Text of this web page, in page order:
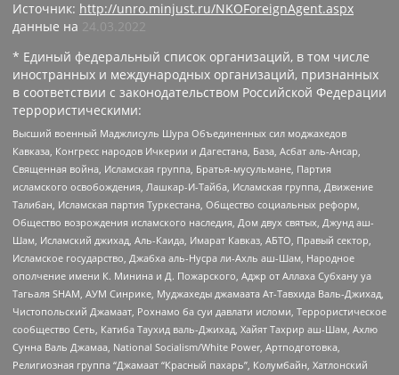
Источник: http://unro.minjust.ru/NKOForeignAgent.aspx
данные на 24.03.2022
* Единый федеральный список организаций, в том числе
иностранных и международных организаций, признанных
в соответствии с законодательством Российской Федерации
террористическими:
Высший военный Маджлисуль Шура Объединенных сил моджахедов
Кавказа, Конгресс народов Ичкерии и Дагестана, База, Асбат аль-Ансар,
Священная война, Исламская группа, Братья-мусульмане, Партия
исламского освобождения, Лашкар-И-Тайба, Исламская группа, Движение
Талибан, Исламская партия Туркестана, Общество социальных реформ,
Общество возрождения исламского наследия, Дом двух святых, Джунд аш-
Шам, Исламский джихад, Аль-Каида, Имарат Кавказ, АБТО, Правый сектор,
Исламское государство, Джабха аль-Нусра ли-Ахль аш-Шам, Народное
ополчение имени К. Минина и Д. Пожарского, Аджр от Аллаха Субхану уа
Тагьаля SHAM, АУМ Синрике, Муджахеды джамаата Ат-Тавхида Валь-Джихад,
Чистопольский Джамаат, Рохнамо ба суи давлати исломи, Террористическое
сообщество Сеть, Катиба Таухид валь-Джихад, Хайят Тахрир аш-Шам, Ахлю
Сунна Валь Джамаа, National Socialism/White Power, Артподготовка,
Религиозная группа “Джамаат “Красный пахарь”, Колумбайн, Хатлонский